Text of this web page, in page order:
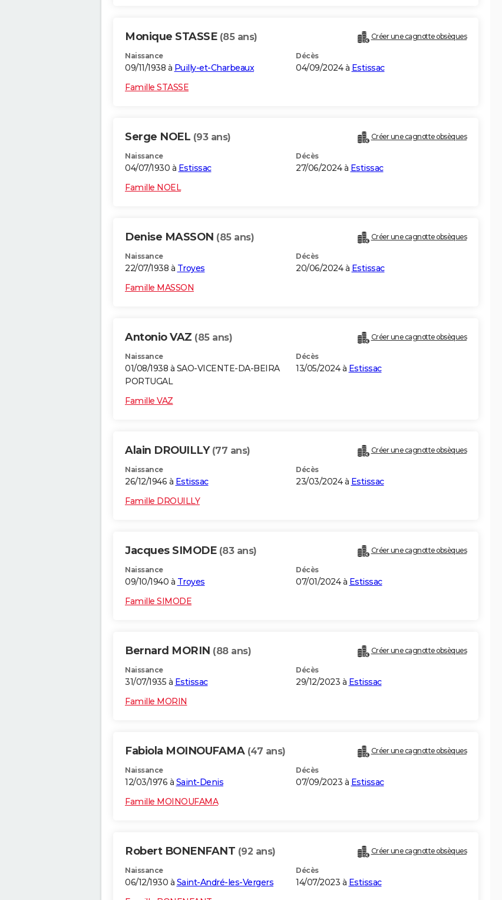
Monique STASSE (85 ans) Créer une cagnotte obsèques
Naissance
09/11/1938 à Puilly-et-Charbeaux
Décès
04/09/2024 à Estissac
Famille STASSE
Serge NOEL (93 ans) Créer une cagnotte obsèques
Naissance
04/07/1930 à Estissac
Décès
27/06/2024 à Estissac
Famille NOEL
Denise MASSON (85 ans) Créer une cagnotte obsèques
Naissance
22/07/1938 à Troyes
Décès
20/06/2024 à Estissac
Famille MASSON
Antonio VAZ (85 ans) Créer une cagnotte obsèques
Naissance
01/08/1938 à SAO-VICENTE-DA-BEIRA
PORTUGAL
Décès
13/05/2024 à Estissac
Famille VAZ
Alain DROUILLY (77 ans) Créer une cagnotte obsèques
Naissance
26/12/1946 à Estissac
Décès
23/03/2024 à Estissac
Famille DROUILLY
Jacques SIMODE (83 ans) Créer une cagnotte obsèques
Naissance
09/10/1940 à Troyes
Décès
07/01/2024 à Estissac
Famille SIMODE
Bernard MORIN (88 ans) Créer une cagnotte obsèques
Naissance
31/07/1935 à Estissac
Décès
29/12/2023 à Estissac
Famille MORIN
Fabiola MOINOUFAMA (47 ans) Créer une cagnotte obsèques
Naissance
12/03/1976 à Saint-Denis
Décès
07/09/2023 à Estissac
Famille MOINOUFAMA
Robert BONENFANT (92 ans) Créer une cagnotte obsèques
Naissance
06/12/1930 à Saint-André-les-Vergers
Décès
14/07/2023 à Estissac